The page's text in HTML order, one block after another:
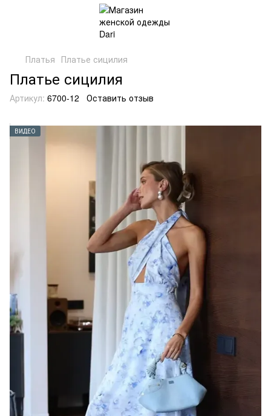
Платья Платье сицилия
Платье сицилия
Артикул: 6700-12 Оставить отзыв
ВИДЕО